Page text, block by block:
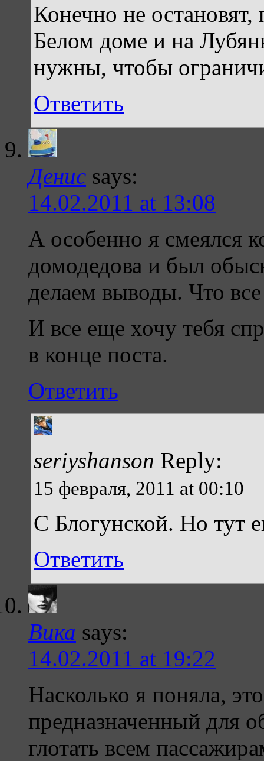
Конечно не
Белом доме и на
нужны, чтобы
Ответить
Денис says:
14.02.2011 at 13:08
А особенно я смеялся
домодедова и был
делаем выводы. Что все
И все еще хочу тебя
в конце поста.
Ответить
seriyshanson Reply:
15 февраля, 2011 at 00:10
С Блогунской. Но тут
Ответить
Вика says:
14.02.2011 at 19:22
Насколько я поняла,
предназначенный для
глотать всем